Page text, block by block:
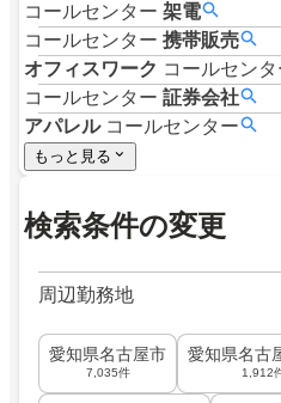
コールセンター 架電
コールセンター 携帯販売
オフィスワーク コールセンタ
コールセンター 証券会社
アパレル コールセンター
もっと見る
検索条件の変更
周辺勤務地
愛知県名古屋市
7,035件
愛知県名古
1,912